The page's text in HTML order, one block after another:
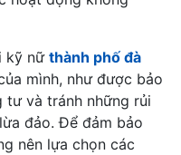
kỹ nữ thành phố đà
mình, như được bảo
tư và tránh những rủi
đảo. Để đảm bảo
nên lựa chọn các